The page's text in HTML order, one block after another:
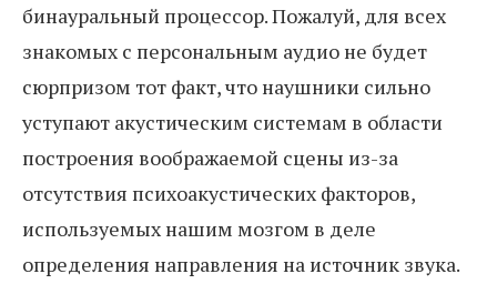
бинауральный процессор. Пожалуй, для всех
знакомых с персональным аудио не будет
сюрпризом тот факт, что наушники сильно
уступают акустическим системам в области
построения воображаемой сцены из-за
отсутствия психоакустических факторов,
используемых нашим мозгом в деле
определения направления на источник звука.